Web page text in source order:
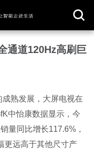
取
通道120Hz高刷巨
熟发展，大屏电视在
中怡康数据显示，今
量同比增长117.6%，
更远高于其他尺寸产